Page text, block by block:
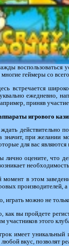
воспользоваться
многие геймеры со
встречается
ежедневно,
приняв
игрового
действительно
значит, при желании
для вас
лично оцените, что
в этом
производителей, а
играть можно не
как вы пройдете
участников этого
имеет уникальный
вкус, позволят